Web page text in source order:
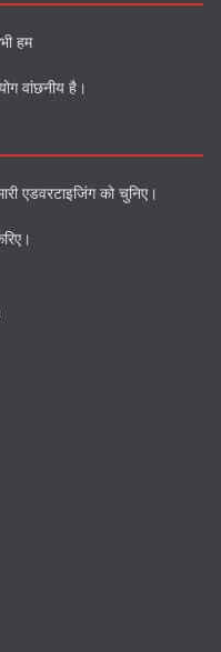
हम
वांछनीय है।
एडवरटाइजिंग को चुनिए।